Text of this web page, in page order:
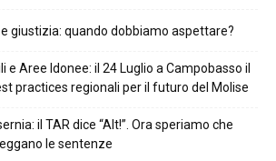
giustizia: quando dobbiamo aspettare?
e Aree Idonee: il 24 Luglio a Campobasso il
practices regionali per il futuro del Molise
il TAR dice “Alt!”. Ora speriamo che
le sentenze